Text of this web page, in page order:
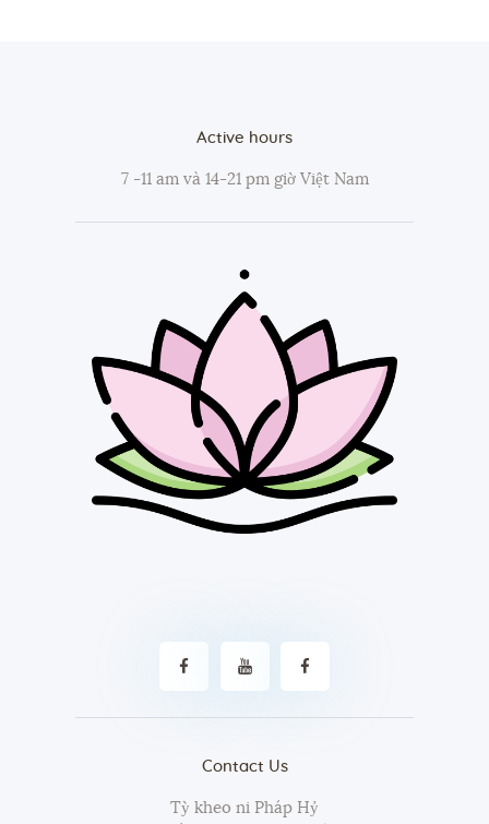
Active hours
7 -11 am và 14-21 pm giờ Việt Nam
Contact Us
Tỳ kheo ni Pháp Hỷ